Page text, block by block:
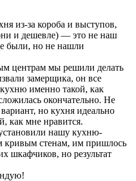
из-за короба и выступов,
и дешевле) — это не наш
были, но не нашли
центрам мы решили делать
замерщика, он все
именно такой, как
окончательно. Не
но кухня идеально
как мне нравится.
нашу кухню-
кривым стенам, им пришлось
шкафчиков, но результат